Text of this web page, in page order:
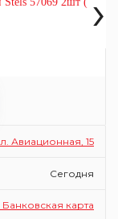
Авиационная, 15
Сегодня
карта